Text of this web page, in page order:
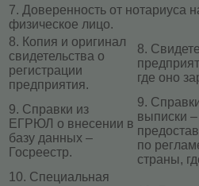
7. Доверенность от нотариуса
физическое лицо.
8. Копия и оригинал
свидетельства о
регистрации
предприятия.
8.
где оно
9. Справки из
ЕГРЮЛ о внесении в
базу данных –
Госреестр.
9.
выписки
по
страны,
10. Специальная